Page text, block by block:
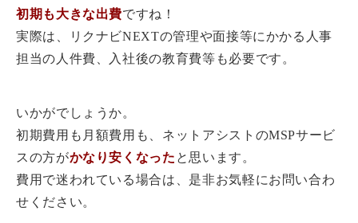
初期も大きな出費ですね！
実際は、リクナビNEXTの管理や面接等にかかる人事
担当の人件費、入社後の教育費等も必要です。
いかがでしょうか。
初期費用も月額費用も、ネットアシストのMSPサービ
スの方がかなり安くなった と思います。
費用で迷われている場合は、是非お気軽にお問い合わ
せください。